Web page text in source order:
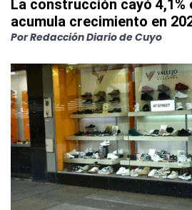
La construcción cayó 4,1%
acumula crecimiento en
PorRedacción Diario de Cuyo